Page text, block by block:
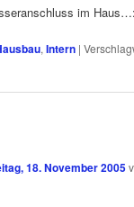
im
,Intern |
18. November 2005